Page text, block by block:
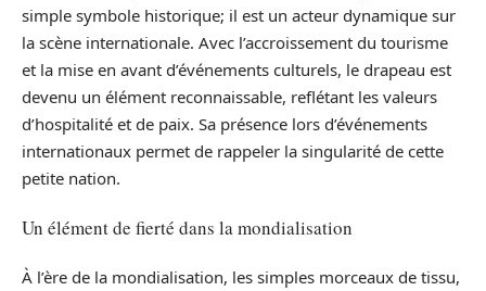
simple symbole historique; il est un acteur dynamique sur
la scène internationale. Avec l’accroissement du tourisme
et la mise en avant d’événements culturels, le drapeau est
devenu un élément reconnaissable, reflétant les valeurs
d’hospitalité et de paix. Sa présence lors d’événements
internationaux permet de rappeler la singularité de cette
petite nation.
Un élément de fierté dans la mondialisation
À l’ère de la mondialisation, les simples morceaux de tissu,